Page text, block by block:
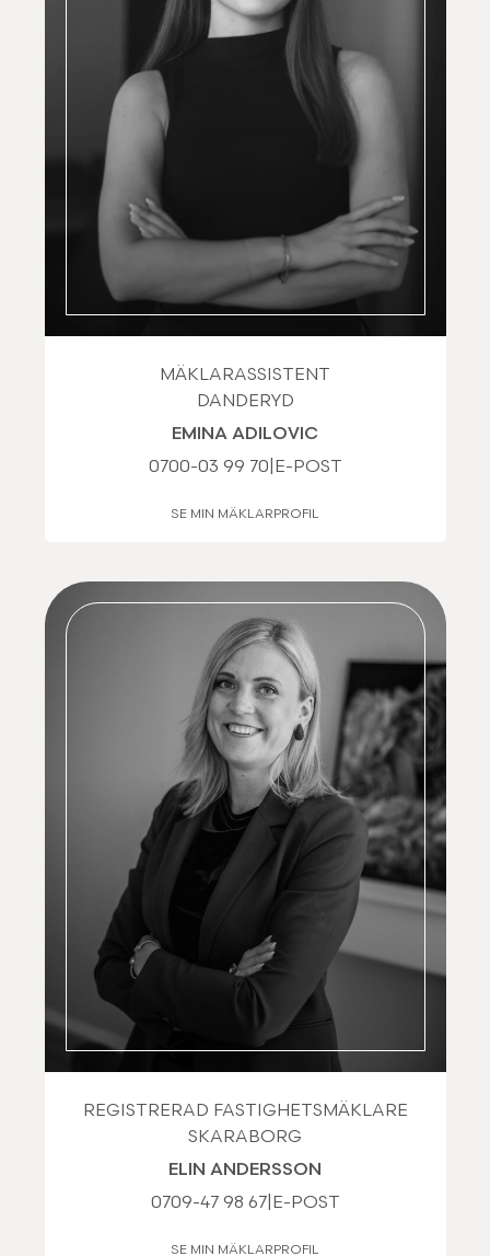
MÄKLARASSISTENT
DANDERYD
EMINA ADILOVIC
0700-03 99 70 E-POST
SE MIN MÄKLARPROFIL
REGISTRERAD FASTIGHETSMÄKLARE
SKARABORG
ELIN ANDERSSON
0709-47 98 67| E-POST
SE MIN MÄKLARPROFIL